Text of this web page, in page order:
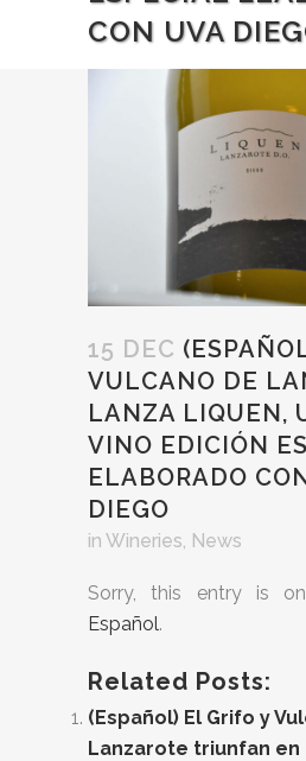
CON UVA
15 DEC
VULCANO DE
LANZA LIQUEN,
VINO EDICIÓN
ELABORADO
DIEGO
in Wineries News
Sorry, this entry is
Español.
Related Posts:
(Español) El Grifo y
Lanzarote triunfan en